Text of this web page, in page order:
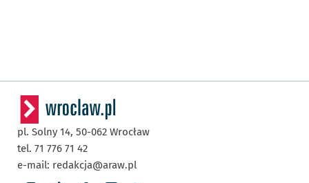
pl. Solny 14, 50-062 Wrocław
tel. 71 776 71 42
e-mail: redakcja@araw.pl